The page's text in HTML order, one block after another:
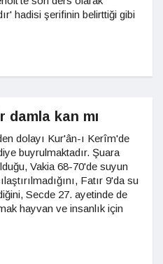
hadisi şerifinin belirttiği gibi
damla kan mı
dolayı Kur'ân-ı Kerîm'de
buyrulmaktadır. Şuara
Vakia 68-70'de suyun
Fatır 9'da su
Secde 27. ayetinde de
hayvan ve insanlık için